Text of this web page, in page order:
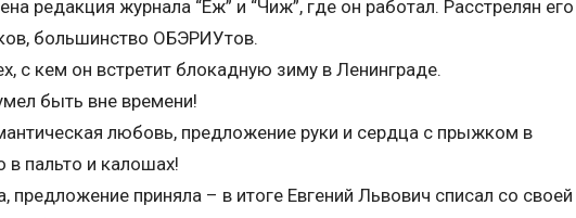
редакция журнала “Еж” и “Чиж”, где он работал. Расстрелян его
большинство ОБЭРИУтов.
с кем он встретит блокадную зиму в Ленинграде.
быть вне времени!
любовь, предложение руки и сердца с прыжком в
пальто и калошах!
предложение приняла – в итоге Евгений Львович списал со своей